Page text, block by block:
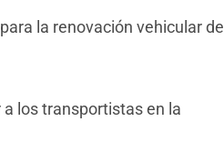
la renovación vehicular del
los transportistas en la